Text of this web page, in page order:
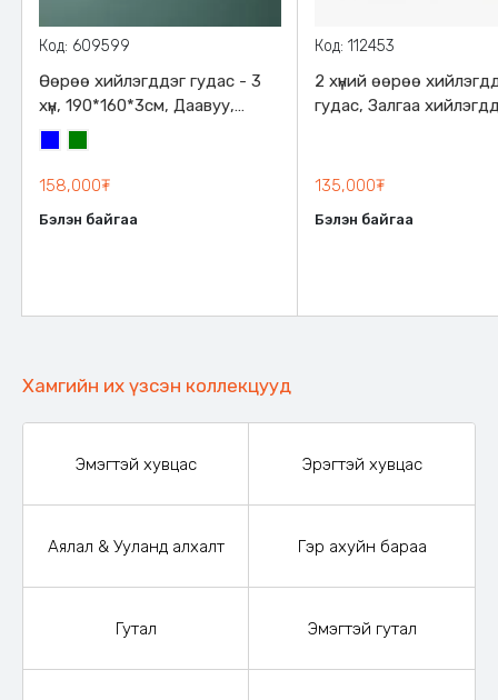
Код: 609599
Өөрөө хийлэгддэг гудас - 3
хүн, 190*160*3см, Даавуу,
Өөрөө хийлэгддэг, Чийг
болон хүйтэнд тэсвэртэй,
Ижил гудастай залгаж болох
тухтай
158,000₮
Бэлэн байгаа
Код: 112453
2 хүний өөрөө
гудас, Залгаа
135,000₮
Бэлэн байгаа
Хамгийн их үзсэн коллекцууд
Эмэгтэй хувцас Эрэгтэй хувцас
Аялал & Ууланд алхалт Гэр ахуйн бараа
Гутал Эмэгтэй гутал